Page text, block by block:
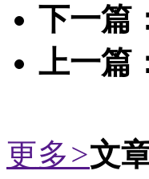
下一篇
上一篇
更多>文